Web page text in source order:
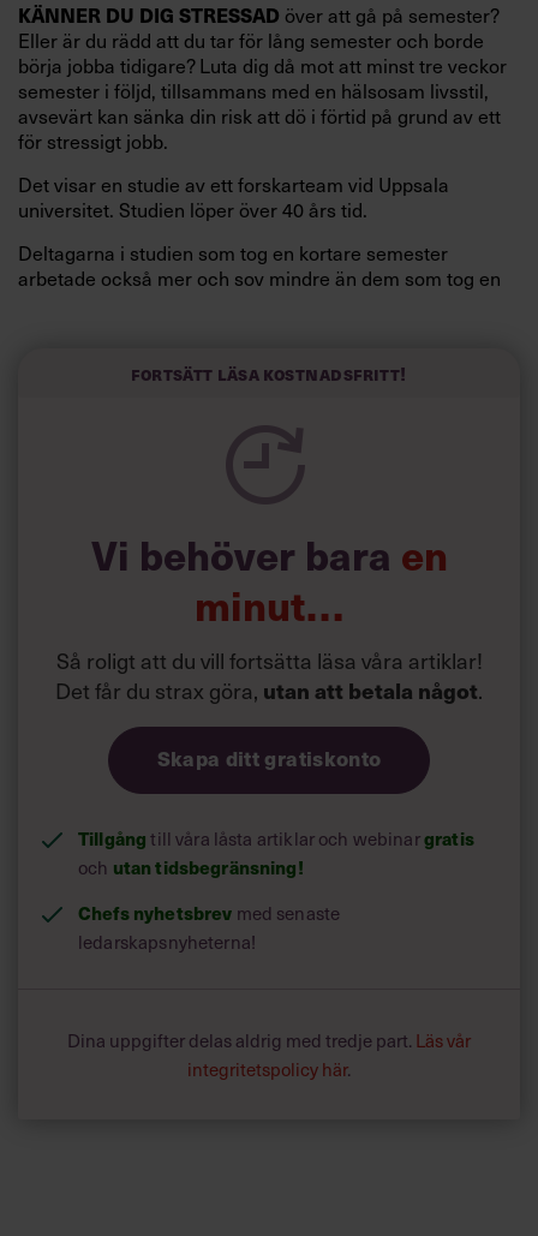
KÄNNER DU DIG STRESSAD över att gå på semester?
Eller är du rädd att du tar för lång semester och borde
börja jobba tidigare? Luta dig då mot att minst tre veckor
semester i följd, tillsammans med en hälsosam livsstil,
avsevärt kan sänka din risk att dö i förtid på grund av ett
för stressigt jobb.
Det visar en studie av ett forskarteam vid Uppsala
universitet. Studien löper över 40 års tid.
Deltagarna i studien som tog en kortare semester
arbetade också mer och sov mindre än dem som tog en
Forskarna tror sig dessutom kunna uttyda att en längre
försök att förändra livsstilsvanor.
Fortsätt läsa kostnadsfritt!
Vi behöver bara en
minut…
Så roligt att du vill fortsätta läsa våra artiklar!
Det får du strax göra, utan att betala något.
Skapa ditt gratiskonto
Tillgång till våra låsta artiklar och webinargratis
och utan tidsbegränsning!
Chefs nyhetsbrev med senaste
ledarskapsnyheterna!
Dina uppgifter delas aldrig med tredje part. Läs vår
integritetspolicy här.